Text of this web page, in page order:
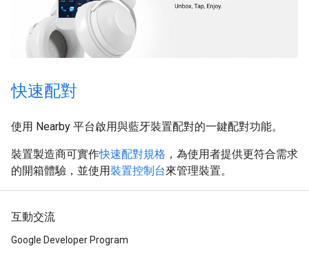
快速配對
使用 Nearby 平台啟用與藍牙裝置配對的一鍵配對功能。
裝置製造商可實作快速配對規格 ，為使用者提供更符合需求
的開箱體驗，並使用裝置控制台來管理裝置。
互動交流
Google Developer Program